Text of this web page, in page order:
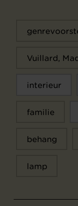
Vuillard,
interieur
familie
behang
lamp